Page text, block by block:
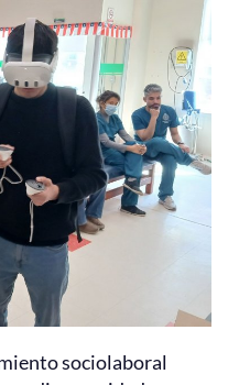
sociolaboral